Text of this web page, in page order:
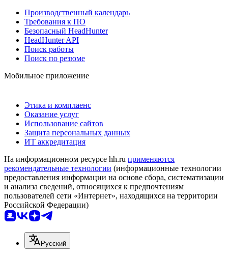
Производственный календарь
Требования к ПО
Безопасный HeadHunter
HeadHunter API
Поиск работы
Поиск по резюме
Мобильное приложение
Этика и комплаенс
Оказание услуг
Использование сайтов
Защита персональных данных
ИТ аккредитация
На информационном ресурсе hh.ru применяются
рекомендательные технологии (информационные технологии
предоставления информации на основе сбора, систематизации
и анализа сведений, относящихся к предпочтениям
пользователей сети «Интернет», находящихся на территории
Российской Федерации)
Русский